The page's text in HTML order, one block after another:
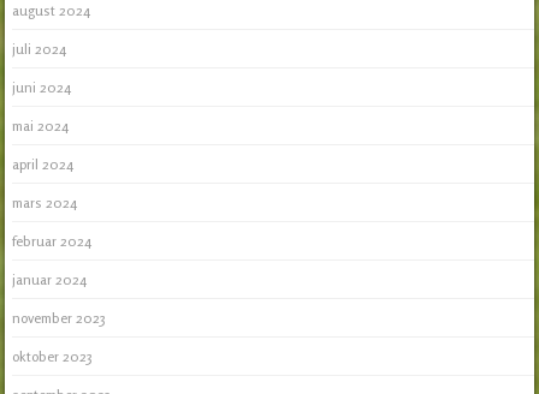
august 2024
juli 2024
juni 2024
mai 2024
april 2024
mars 2024
februar 2024
januar 2024
november 2023
oktober 2023